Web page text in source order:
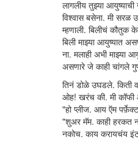
लागलीय तुझ्या
विश्वास बसेना. मी सरळ
म्हणाली. बिलीचं कौतुक
बिली माझ्या आयुष्यात
ना. मलाही अभी माझ्या
असणारे जे काही चांगले
तिनं डोळे उघडले.
ओह! खरंच की. मी कॉफी
"हो प्लीज. आय ऍम
"शुअर मॅम. काही हरकत
नकोच. काय करायचंय